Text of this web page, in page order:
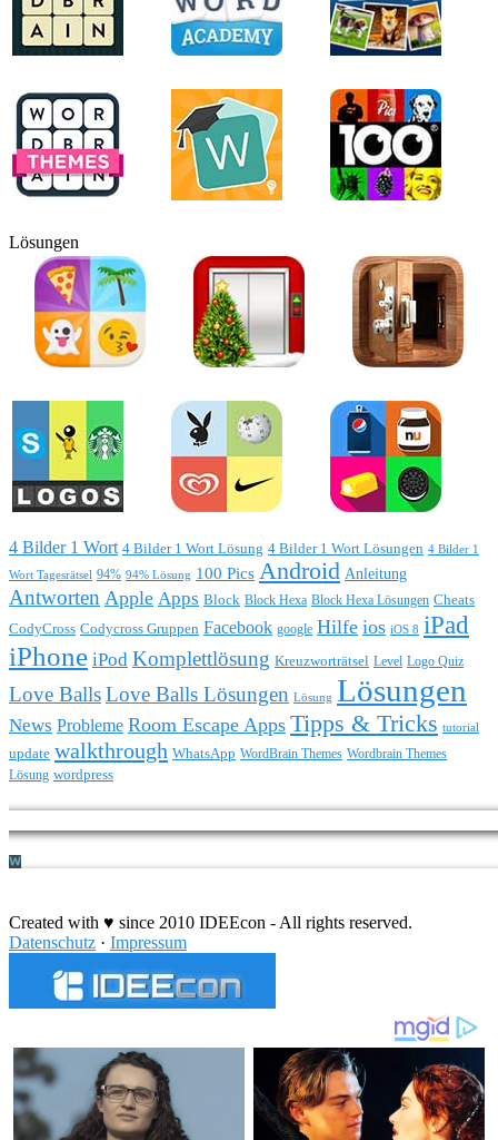
Lösungen
4 Bilder 1 Wort 4 Bilder 1 Wort Lösung 4 Bilder 1 Wort Lösungen 4 Bilder 1
Wort Tagesrätsel 94% 94% Lösung 100 Pics Android Anleitung
Antworten Apple Apps Block Block Hexa Block Hexa Lösungen Cheats
CodyCross Codycross Gruppen Facebook google Hilfe ios iOS 8 iPad
iPhone iPod Komplettlösung Kreuzworträtsel Level Logo Quiz
Love BallsLove Balls Lösungen Lösung Lösungen
News Probleme Room Escape Apps Tipps & Tricks tutorial
update walkthrough WhatsApp WordBrain Themes Wordbrain Themes
Lösung wordpress
Created with ♥ since 2010 IDEEcon - All rights reserved.
Datenschutz · Impressum